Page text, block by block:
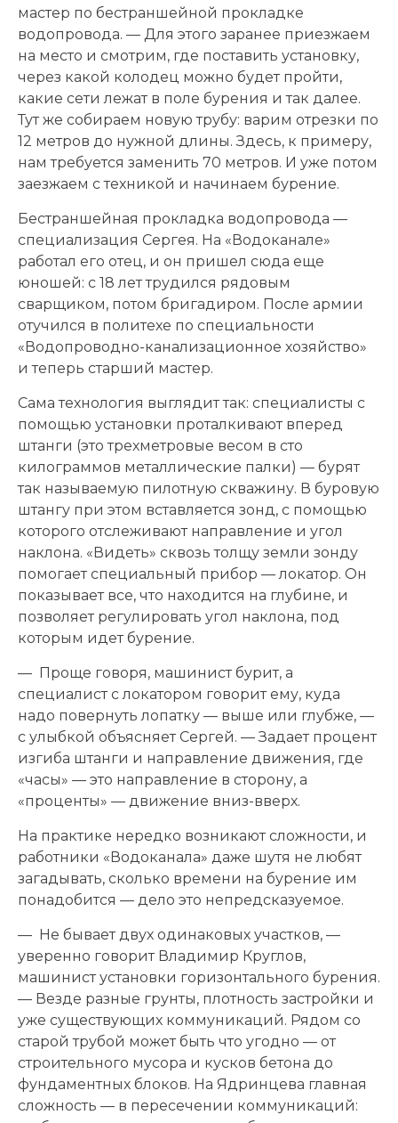
мастер по бестраншейной прокладке
водопровода. — Для этого заранее приезжаем
на место и смотрим, где поставить установку,
через какой колодец можно будет пройти,
какие сети лежат в поле бурения и так далее.
Тут же собираем новую трубу: варим отрезки по
12 метров до нужной длины. Здесь, к примеру,
нам требуется заменить 70 метров. И уже потом
заезжаем с техникой и начинаем бурение.
Бестраншейная прокладка водопровода —
специализация Сергея. На «Водоканале»
работал его отец, и он пришел сюда еще
юношей: с 18 лет трудился рядовым
сварщиком, потом бригадиром. После армии
отучился в политехе по специальности
«Водопроводно-канализационное хозяйство»
и теперь старший мастер.
Сама технология выглядит так: специалисты с
помощью установки проталкивают вперед
штанги (это трехметровые весом в сто
килограммов металлические палки) — бурят
так называемую пилотную скважину. В буровую
штангу при этом вставляется зонд, с помощью
которого отслеживают направление и угол
наклона. «Видеть» сквозь толщу земли зонду
помогает специальный прибор — локатор. Он
показывает все, что находится на глубине, и
позволяет регулировать угол наклона, под
которым идет бурение.
— Проще говоря, машинист бурит, а
специалист с локатором говорит ему, куда
надо повернуть лопатку — выше или глубже, —
с улыбкой объясняет Сергей. — Задает процент
изгиба штанги и направление движения, где
«часы» — это направление в сторону, а
«проценты» — движение вниз-вверх.
На практике нередко возникают сложности, и
работники «Водоканала» даже шутя не любят
загадывать, сколько времени на бурение им
понадобится — дело это непредсказуемое.
— Не бывает двух одинаковых участков, —
уверенно говорит Владимир Круглов,
машинист установки горизонтального бурения.
— Везде разные грунты, плотность застройки и
уже существующих коммуникаций. Рядом со
старой трубой может быть что угодно — от
строительного мусора и кусков бетона до
фундаментных блоков. На Ядринцева главная
сложность — в пересечении коммуникаций: